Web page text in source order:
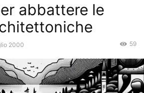
abbattere le
2000 59